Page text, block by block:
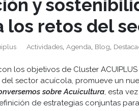
y
los retos del
Actividades, Agenda, Blog,
los objetivos de Cluster
sector acuícola, promueve un
sobre Acuicultura , esta
de estrategias conjuntas